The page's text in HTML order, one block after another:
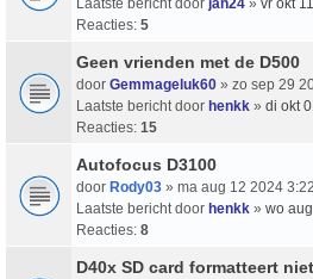
Reacties: 5
Geen vrienden met de D500
door Gemmageluk60 » zo sep 29
Laatste bericht door henkk » di okt
Reacties: 15
Autofocus D3100
door Rody03 » ma aug 12 2024
Laatste bericht door henkk » wo
Reacties: 8
D40x SD card formatteert niet